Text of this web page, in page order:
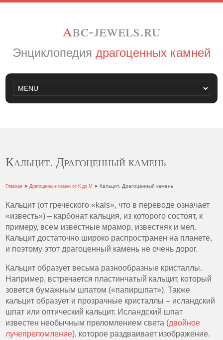
abc-jewels.ru
Энциклопедия драгоценных камней
Кальцит. Драгоценный камень
Главная ➤ Драгоценные камни от К до М ➤ Кальцит. Драгоценный камень
Кальцит (от греческого «kals», что в переводе означает
«известь») – карбонат кальция, из которого состоят, к
примеру, всем известные мрамор, известняк и мел.
Кальцит достаточно широко распространен на планете,
и поэтому этот драгоценный камень не очень дорог.
Кальцит образует весьма разнообразные кристаллы.
Например, встречается пластинчатый кальцит, который
зовется бумажным шпатом («папиршпат»). Также
кальцит образует и прозрачные кристаллы – исландский
шпат или оптический кальцит. Исландский шпат
известен необычным преломлением света (двойное
лучепреломление), которое раздваивает изображение.